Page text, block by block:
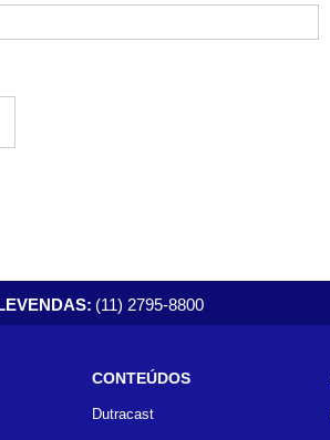
(11) 2795-8800
CONTEÚDOS
Dutracast